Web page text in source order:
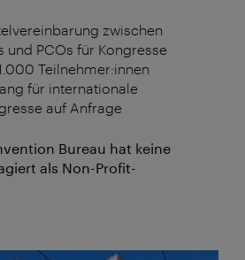
zwischen
und PCOs für Kongresse
Teilnehmer:innen
für internationale
auf Anfrage
Bureau hat keine
als Non-Profit-